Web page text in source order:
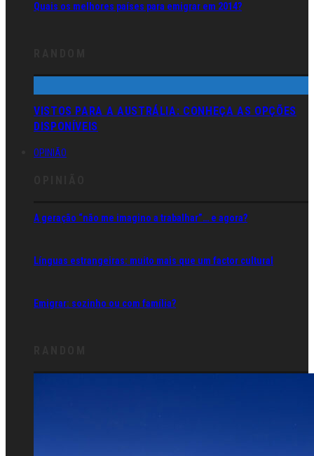
Quais os melhores países para emigrar em 2014?
VISTOS PARA A AUSTRÁLIA: CONHEÇA AS OPÇÕES
DISPONÍVEIS
OPINIÃO
A geração “não me imagino a trabalhar”… e agora?
Línguas estrangeiras: muito mais que um factor cultural
Emigrar: sozinho ou com família?